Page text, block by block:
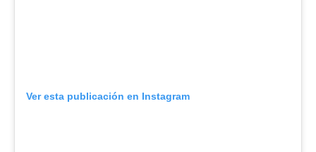
Ver esta publicación en Instagram